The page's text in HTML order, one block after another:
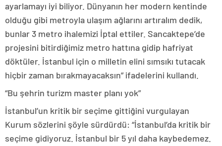
ayarlamayı iyi biliyor. Dünyanın her modern kentinde
olduğu gibi metroyla ulaşım ağlarını artıralım dedik,
bunlar 3 metro ihalemizi İptal ettiler. Sancaktepe’de
projesini bitirdiğimiz metro hattına gidip hafriyat
döktüler. İstanbul için o milletin elini sımsıkı tutacak
hiçbir zaman bırakmayacaksın” ifadelerini kullandı.
“Bu şehrin turizm master planı yok”
İstanbul’un kritik bir seçime gittiğini vurgulayan
Kurum sözlerini şöyle sürdürdü: “İstanbul’da kritik bir
seçime gidiyoruz. İstanbul bir 5 yıl daha kaybedemez.